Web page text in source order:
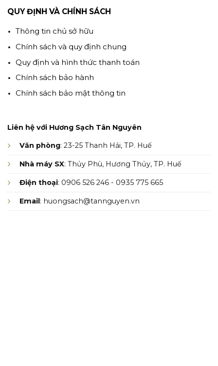
QUY ĐỊNH VÀ CHÍNH SÁCH
Thông tin chủ sở hữu
Chính sách và quy định chung
Quy định và hình thức thanh toán
Chính sách bảo hành
Chính sách bảo mật thông tin
Liên hệ với Hương Sạch Tân Nguyên
Văn phòng: 23-25 Thanh Hải, TP. Huế
Nhà máy SX: Thủy Phù, Hương Thủy, TP. Huế
Điện thoại: 0906 526 246 - 0935 775 665
Email: huongsach@tannguyen.vn